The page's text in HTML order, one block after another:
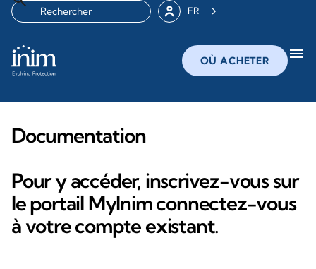
FR
OÙ ACHETER menu
Documentation
Pour y accéder, inscrivez-vous sur
le portail MyInim connectez-vous
à votre compte existant.